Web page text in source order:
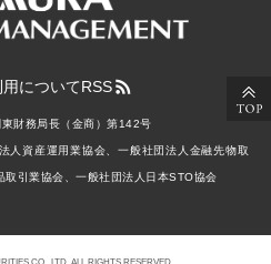
についてRSS
財務局長（金商）第142号
人資産運用業協会、一般社団法人金融先物取
引業協会、一般社団法人日本STO協会